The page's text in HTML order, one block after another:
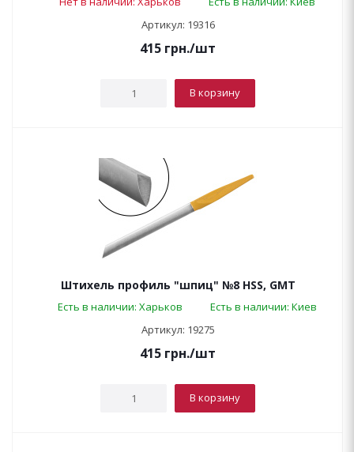
Артикул: 19316
415 грн./шт
В корзину
Штихель профиль "шпиц" №8 HSS, GMT
Есть в наличии: Харьков
Есть в наличии: Киев
Артикул: 19275
415 грн./шт
В корзину